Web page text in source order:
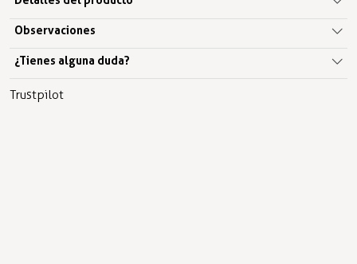
Observaciones
¿Tienes alguna duda?
Trustpilot